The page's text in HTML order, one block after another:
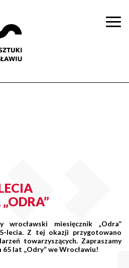
miesięcznik „Odra”
lecia. Z tej okazji przygotowano
towarzyszących. Zapraszamy
lat „Odry” we Wrocławiu!